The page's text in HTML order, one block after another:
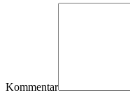
Kommentar